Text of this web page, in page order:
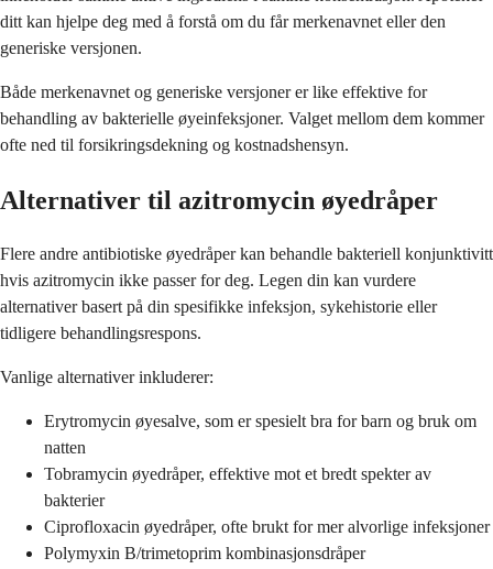
ditt kan hjelpe deg med å forstå om du får merkenavnet eller den
generiske versjonen.
Både merkenavnet og generiske versjoner er like effektive for
behandling av bakterielle øyeinfeksjoner. Valget mellom dem kommer
ofte ned til forsikringsdekning og kostnadshensyn.
Alternativer til azitromycin øyedråper
Flere andre antibiotiske øyedråper kan behandle bakteriell konjunktivitt
hvis azitromycin ikke passer for deg. Legen din kan vurdere
alternativer basert på din spesifikke infeksjon, sykehistorie eller
tidligere behandlingsrespons.
Vanlige alternativer inkluderer:
Erytromycin øyesalve, som er spesielt bra for barn og bruk om
natten
Tobramycin øyedråper, effektive mot et bredt spekter av
bakterier
Ciprofloxacin øyedråper, ofte brukt for mer alvorlige infeksjoner
Polymyxin B/trimetoprim kombinasjonsdråper